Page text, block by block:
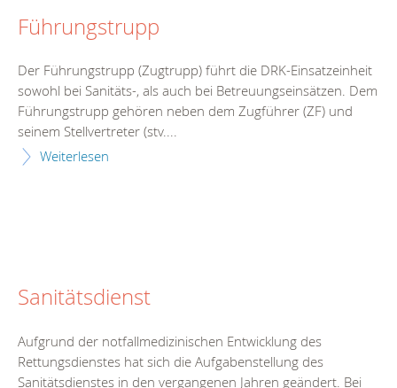
Führungstrupp
Der Führungstrupp (Zugtrupp) führt die DRK-Einsatzeinheit
sowohl bei Sanitäts-, als auch bei Betreuungseinsätzen. Dem
Führungstrupp gehören neben dem Zugführer (ZF) und
seinem Stellvertreter (stv....
Weiterlesen
Sanitätsdienst
Aufgrund der notfallmedizinischen Entwicklung des
Rettungsdienstes hat sich die Aufgabenstellung des
Sanitätsdienstes in den vergangenen Jahren geändert. Bei